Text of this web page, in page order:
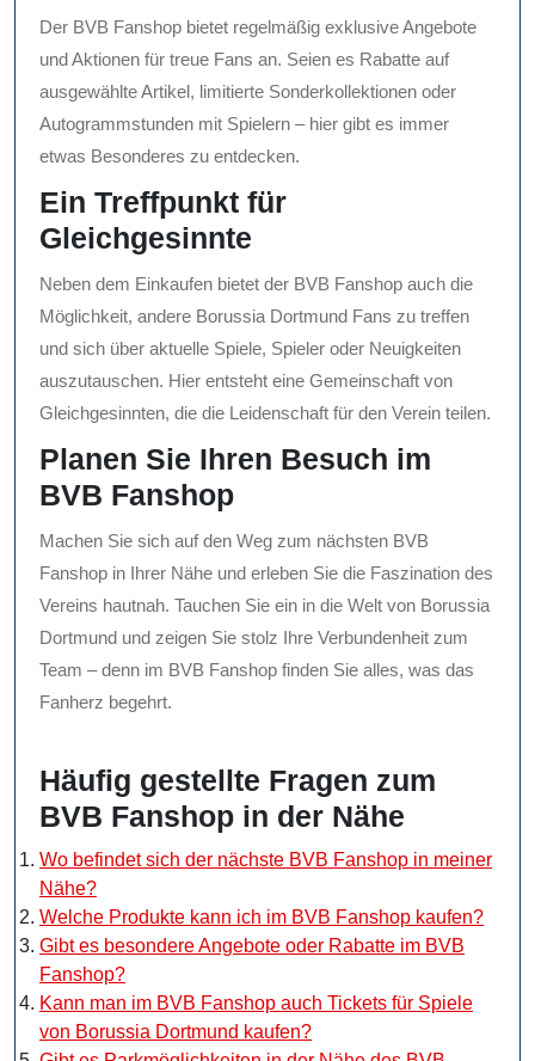
Der BVB Fanshop bietet regelmäßig exklusive Angebote
und Aktionen für treue Fans an. Seien es Rabatte auf
ausgewählte Artikel, limitierte Sonderkollektionen oder
Autogrammstunden mit Spielern – hier gibt es immer
etwas Besonderes zu entdecken.
Ein Treffpunkt für
Gleichgesinnte
Neben dem Einkaufen bietet der BVB Fanshop auch die
Möglichkeit, andere Borussia Dortmund Fans zu treffen
und sich über aktuelle Spiele, Spieler oder Neuigkeiten
auszutauschen. Hier entsteht eine Gemeinschaft von
Gleichgesinnten, die die Leidenschaft für den Verein teilen.
Planen Sie Ihren Besuch im
BVB Fanshop
Machen Sie sich auf den Weg zum nächsten BVB
Fanshop in Ihrer Nähe und erleben Sie die Faszination des
Vereins hautnah. Tauchen Sie ein in die Welt von Borussia
Dortmund und zeigen Sie stolz Ihre Verbundenheit zum
Team – denn im BVB Fanshop finden Sie alles, was das
Fanherz begehrt.
Häufig gestellte Fragen zum
BVB Fanshop in der Nähe
Wo befindet sich der nächste BVB Fanshop in meiner
Nähe?
Welche Produkte kann ich im BVB Fanshop kaufen?
Gibt es besondere Angebote oder Rabatte im BVB
Fanshop?
Kann man im BVB Fanshop auch Tickets für Spiele
von Borussia Dortmund kaufen?